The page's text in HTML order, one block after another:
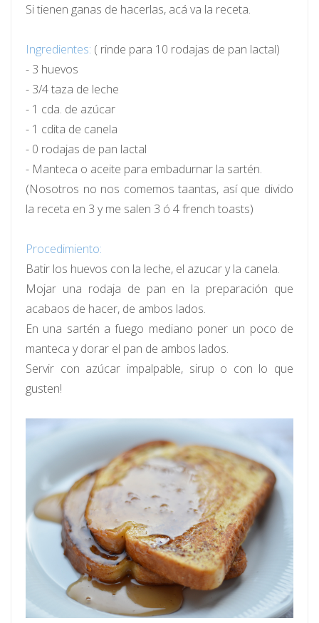
Si tienen ganas de hacerlas, acá va la receta.
Ingredientes: ( rinde para 10 rodajas de pan lactal)
- 3 huevos
- 3/4 taza de leche
- 1 cda. de azúcar
- 1 cdita de canela
- 0 rodajas de pan lactal
- Manteca o aceite para embadurnar la sartén.
(Nosotros no nos comemos taantas, así que divido
la receta en 3 y me salen 3 ó 4 french toasts)
Procedimiento:
Batir los huevos con la leche, el azucar y la canela.
Mojar una rodaja de pan en la preparación que
acabaos de hacer, de ambos lados.
En una sartén a fuego mediano poner un poco de
manteca y dorar el pan de ambos lados.
Servir con azúcar impalpable, sirup o con lo que
gusten!